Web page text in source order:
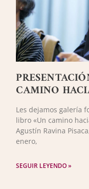
CAMINO
Les dejamos galería
libro «Un camino
Agustín Ravina
enero,
SEGUIR LEYENDO »